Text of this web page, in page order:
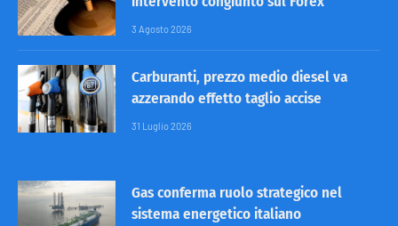
3 Agosto 2026
Carburanti, prezzo medio diesel va
azzerando effetto taglio accise
31 Luglio 2026
Gas conferma ruolo strategico nel
sistema energetico italiano